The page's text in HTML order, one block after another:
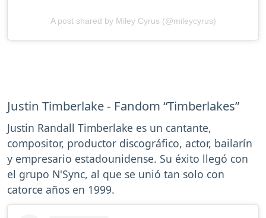
A post shared by Miley Cyrus (@mileycyrus)
Justin Timberlake - Fandom “Timberlakes”
Justin Randall Timberlake es un cantante,
compositor, productor discográfico, actor, bailarín
y empresario estadounidense. Su éxito llegó con
el grupo N'Sync, al que se unió tan solo con
catorce años en 1999.